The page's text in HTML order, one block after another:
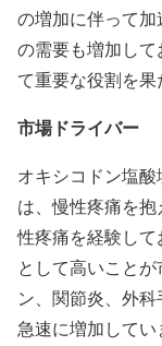
の増加に伴って
の需要も増加し
て重要な役割を果
市場ドライバー
オキシコドン塩
は、慢性疼痛を
性疼痛を経験し
として高いこと
ン、関節炎、外
急速に増加して